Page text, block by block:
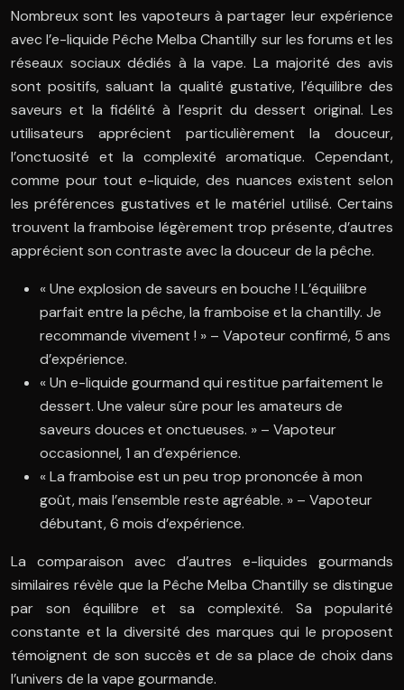
Nombreux sont les vapoteurs à partager leur expérience
avec l’e-liquide Pêche Melba Chantilly sur les forums et les
réseaux sociaux dédiés à la vape. La majorité des avis
sont positifs, saluant la qualité gustative, l’équilibre des
saveurs et la fidélité à l’esprit du dessert original. Les
utilisateurs apprécient particulièrement la douceur,
l’onctuosité et la complexité aromatique. Cependant,
comme pour tout e-liquide, des nuances existent selon
les préférences gustatives et le matériel utilisé. Certains
trouvent la framboise légèrement trop présente, d’autres
apprécient son contraste avec la douceur de la pêche.
« Une explosion de saveurs en bouche ! L’équilibre
parfait entre la pêche, la framboise et la chantilly. Je
recommande vivement ! » – Vapoteur confirmé, 5 ans
d’expérience.
« Un e-liquide gourmand qui restitue parfaitement le
dessert. Une valeur sûre pour les amateurs de
saveurs douces et onctueuses. » – Vapoteur
occasionnel, 1 an d’expérience.
« La framboise est un peu trop prononcée à mon
goût, mais l’ensemble reste agréable. » – Vapoteur
débutant, 6 mois d’expérience.
La comparaison avec d’autres e-liquides gourmands
similaires révèle que la Pêche Melba Chantilly se distingue
par son équilibre et sa complexité. Sa popularité
constante et la diversité des marques qui le proposent
témoignent de son succès et de sa place de choix dans
l’univers de la vape gourmande.